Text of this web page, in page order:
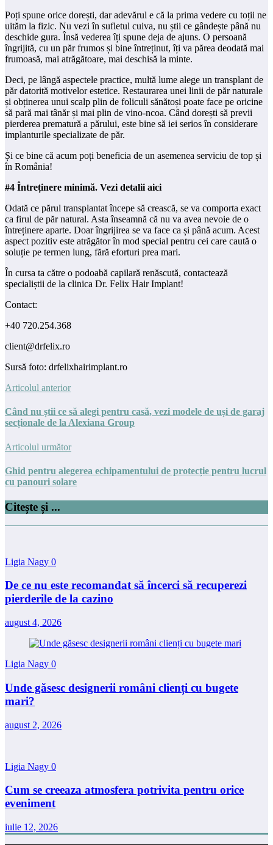
Poți spune orice dorești, dar adevărul e că la prima vedere cu toții ne
uităm la fizic. Nu vezi în sufletul cuiva, nu știi ce gândește până nu
deschide gura. Însă vederea îți spune deja de ajuns. O persoană
îngrijită, cu un păr frumos și bine întreținut, îți va părea deodată mai
frumoasă, mai atrăgătoare, mai deschisă la minte.
Deci, pe lângă aspectele practice, multă lume alege un transplant de
păr datorită motivelor estetice. Restaurarea unei linii de păr naturale
și obținerea unui scalp plin de foliculi sănătoși poate face pe oricine
să pară mai tânăr și mai plin de vino-ncoa. Când dorești să previi
pierderea prematură a părului, este bine să iei serios în considerare
implanturile specializate de păr.
Și ce bine că acum poți beneficia de un asemenea serviciu de top și
în România!
#4 Întreținere minimă. Vezi detalii aici
Odată ce părul transplantat începe să crească, se va comporta exact
ca firul de păr natural. Asta înseamnă că nu va avea nevoie de o
întreținere aparte. Doar îngrijirea se va face ca și până acum. Acest
aspect pozitiv este atrăgător în mod special pentru cei care caută o
soluție pe termen lung, fără eforturi prea mari.
În cursa ta către o podoabă capilară renăscută, contactează
specialiștii de la clinica Dr. Felix Hair Implant!
Contact:
+40 720.254.368
client@drfelix.ro
Sursă foto: drfelixhairimplant.ro
Articolul anterior
Când nu știi ce să alegi pentru casă, vezi modele de uși de garaj
secționale de la Alexiana Group
Articolul următor
Ghid pentru alegerea echipamentului de protecție pentru lucrul
cu panouri solare
Citește și ...
Ligia Nagy 0
De ce nu este recomandat să încerci să recuperezi
pierderile de la cazino
august 4, 2026
Ligia Nagy 0
Unde găsesc designerii români clienți cu bugete
mari?
august 2, 2026
Ligia Nagy 0
Cum se creeaza atmosfera potrivita pentru orice
eveniment
iulie 12, 2026